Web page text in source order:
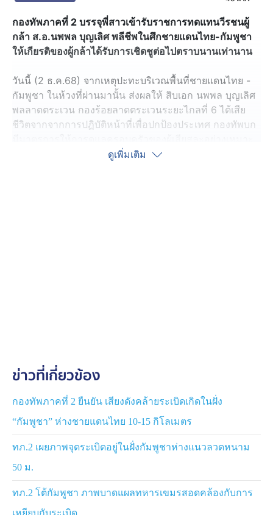
กองทัพภาคที่ 2 บรรจุพี่สาวเข้ารับราชการทดแทนวีรชนผู้
กล้า ส.อ.นพพล บุญเลิศ พลีชีพในศึกชายแดนไทย-กัมพูชา
ให้เกียรติของผู้กล้าได้รับการเชิดชูต่อไปตราบนานเท่านาน
วันนี้ (2 ธ.ค.68) จากเหตุปะทะบริเวณพื้นที่ชายแดนไทย -
กัมพูชา ในห้วงที่ผ่านมานั้น ส่งผลให้ สิบเอก นพพล บุญเลิศ
พลลาดตระเวน กองร้อยลาดตระเวนระยะไกลที่ 6 ได้เสีย
ชีวิตจากจากการปฏิบัติหน้าที่เพื่อปกป้องประเทศ กองทัพบก
สม โดยหนึ่งในมาตรการที่สำคัญ คือ การบรรจุญาติของผู้
ไปตราบนานเท่านาน
การปฏิบัติหน้าที่ของทหารในการป้องกันประเทศเป็นภารกิจ
ที่เต็มไปด้วยความเสี่ยง ความเสียสละ เพื่อรักษาอธิปไตย
ความสงบเรียบร้อย และความปลอดภัยของประชาชน แม้ใน
ยามที่ประเทศต้องเผชิญกับภัยคุกคามหรือสถานการณ์รบ
ใหญ่ของเหล่าทหารหาญ
ดูเพิ่มเติม
ข่าวที่เกี่ยวข้อง
กองทัพภาคที่ 2 ยืนยัน เสียงดังคล้ายระเบิดเกิดในฝั่ง
“กัมพูชา” ห่างชายแดนไทย 10-15 กิโลเมตร
ทภ.2 เผยภาพจุดระเบิดอยู่ในฝั่งกัมพูชาห่างแนวลวดหนาม
50 ม.
ทภ.2 โต้กัมพูชา ภาพบาดแผลทหารเขมรสอดคล้องกับการ
เหยียบกับระเบิด